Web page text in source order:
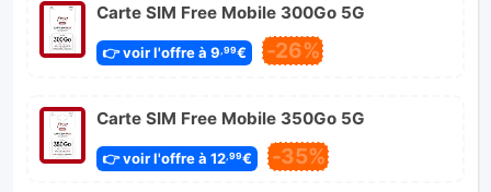
Carte SIM Free Mobile 300Go 5G
👉 voir l'offre à 9,99€ -26%
Carte SIM Free Mobile 350Go 5G
👉 voir l'offre à 12,99€ -35%